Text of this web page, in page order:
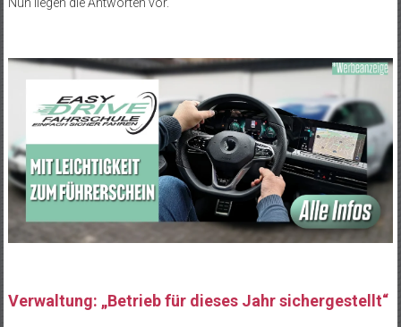
Verwaltung: „Betrieb für dieses Jahr sichergestellt“